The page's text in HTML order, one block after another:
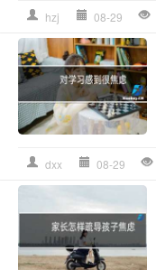
hzj 08-29
dxx 08-29